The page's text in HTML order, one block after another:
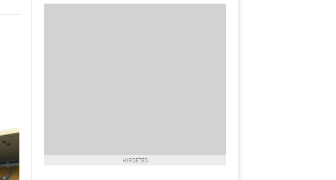
HIRDETÉS